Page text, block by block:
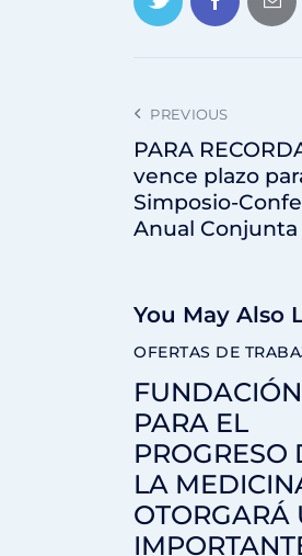
PREVIOUS
PARA
vence plazo
Simposio-
Anual Conjunta
You May Also
OFERTAS DE
FUNDACIÓN
PARA EL
PROGRESO
LA
OTORGARÁ